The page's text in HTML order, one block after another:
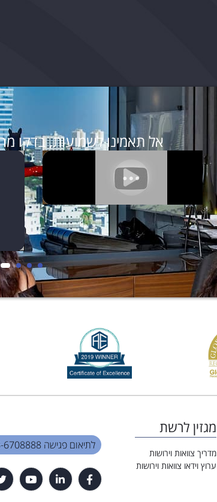
אל תאמינו לשמועות, בדקו
מגזין לרשת
מדריך צוואות וירושות
ערוץ וידאו צוואות וירושות
לתיאום פגישה 03-6708888